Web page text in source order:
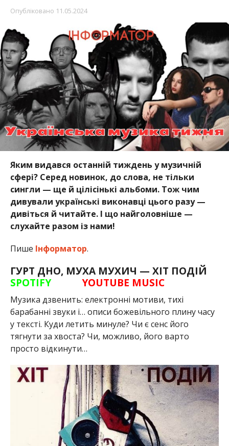
Опубліковано 11.05.2024
Яким видався останній тиждень у музичній
сфері? Серед новинок, до слова, не тільки
сингли — ще й цілісінькі альбоми. Тож чим
дивували українські виконавці цього разу —
дивіться й читайте. І що найголовніше —
слухайте разом із нами!
Пише Інформатор.
ГУРТ ДНО, МУХА МУХИЧ — ХІТ ПОДІЙ
SPOTIFY
YOUTUBE MUSIC
Музика дзвенить: електронні мотиви, тихі
барабанні звуки і… описи божевільного плину часу
у тексті. Куди летить минуле? Чи є сенс його
тягнути за хвоста? Чи, можливо, його варто
просто відкинути…